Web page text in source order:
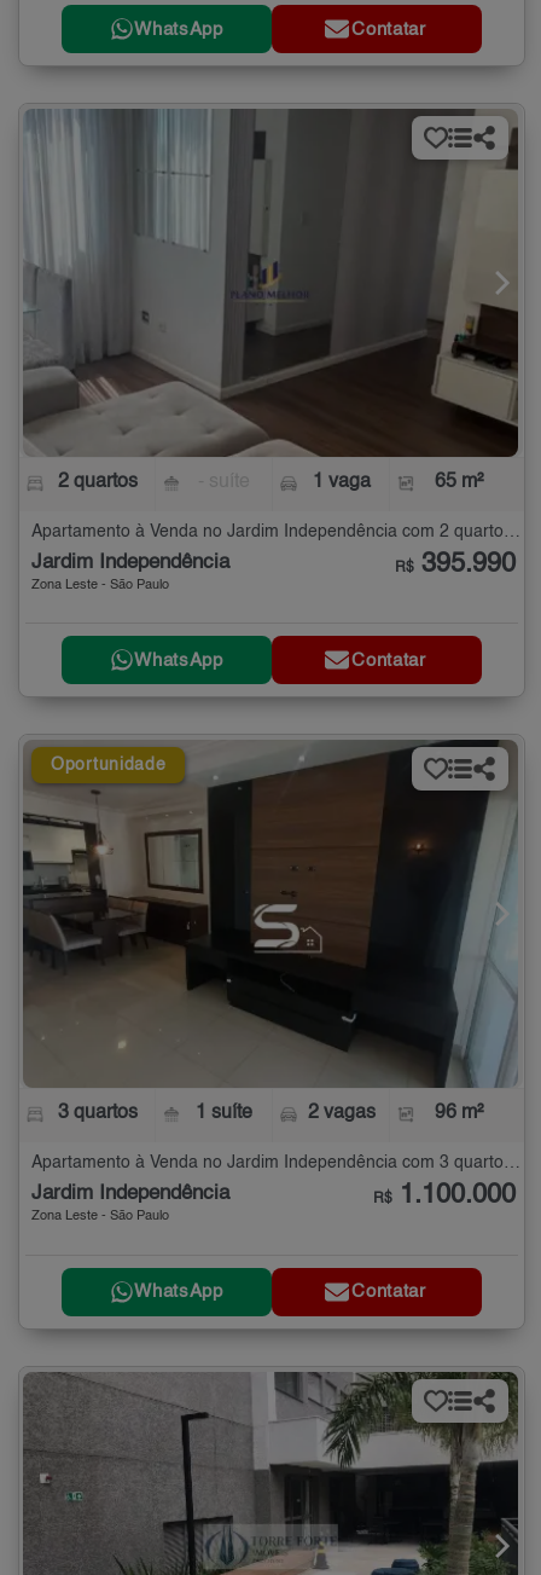
WhatsApp Contatar
2 quartos 1 vaga 65 m²
Apartamento à Venda no Jardim Independência com 2 quartos - 65 m²
Jardim Independência
Zona Leste - São Paulo
R$ 395.990
WhatsApp Contatar
Oportunidade
3 quartos 1 suíte 2 vagas 96 m²
Apartamento à Venda no Jardim Independência com 3 quartos - 96 m²
Jardim Independência
Zona Leste - São Paulo
R$ 1.100.000
WhatsApp Contatar